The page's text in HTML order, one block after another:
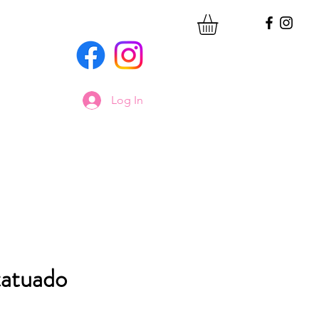
Log In